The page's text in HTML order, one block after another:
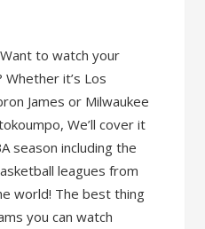
to watch your
it’s Los
James or Milwaukee
We’ll cover it
season including the
leagues from
world! The best thing
you can watch